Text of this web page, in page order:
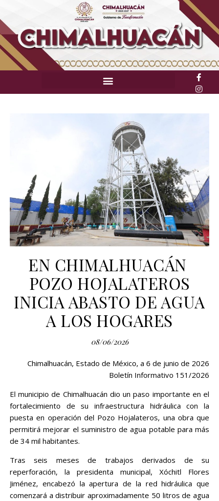
EN CHIMALHUACÁN
POZO HOJALATEROS
INICIA ABASTO DE AGUA
A LOS HOGARES
08/06/2026
Chimalhuacán, Estado de México, a 6 de junio de 2026
Boletín Informativo 151/2026
El municipio de Chimalhuacán dio un paso importante en el
fortalecimiento de su infraestructura hidráulica con la
puesta en operación del Pozo Hojalateros, una obra que
permitirá mejorar el suministro de agua potable para más
de 34 mil habitantes.
Tras seis meses de trabajos derivados de su
reperforación, la presidenta municipal, Xóchitl Flores
Jiménez, encabezó la apertura de la red hidráulica que
comenzará a distribuir aproximadamente 50 litros de agua